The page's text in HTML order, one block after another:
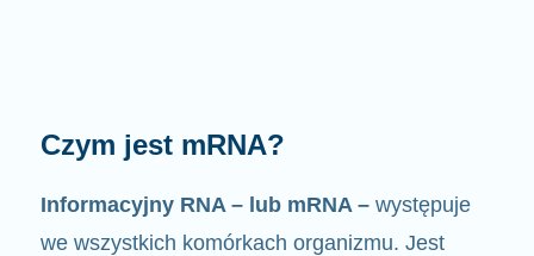
Jak działa mRNA?
Jak sama nazwa wskazuje, mRNA jest
nośnikiem informacji. Oddziałuje z innymi